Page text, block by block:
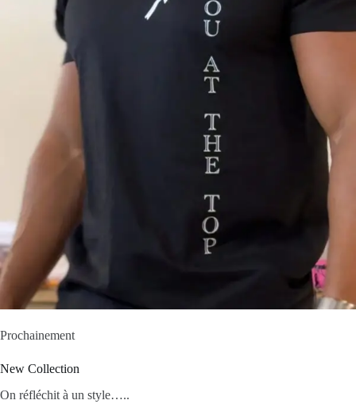
Prochainement
New Collection
On réfléchit à un style…..